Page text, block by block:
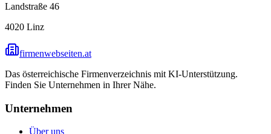
Landstraße 46
4020 Linz
firmenwebseiten.at
Das österreichische Firmenverzeichnis mit KI-Unterstützung.
Finden Sie Unternehmen in Ihrer Nähe.
Unternehmen
Über uns